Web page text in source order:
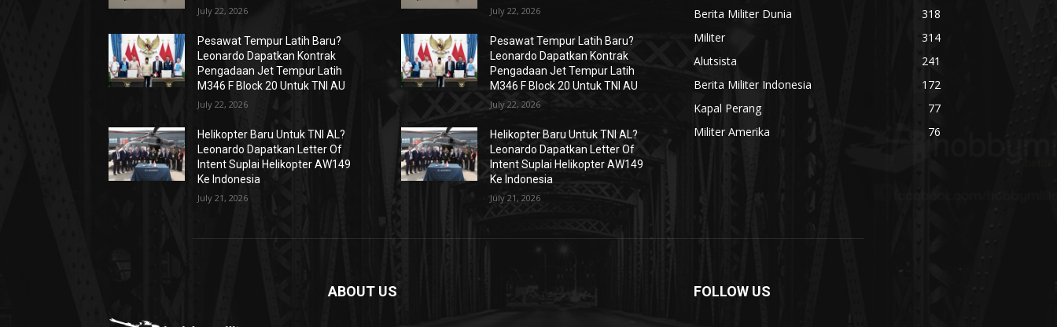
July 22, 2026
Pesawat Tempur Latih Baru?
Leonardo Dapatkan Kontrak
Pengadaan Jet Tempur Latih
M346 F Block 20 Untuk TNI AU
July 22, 2026
Helikopter Baru Untuk TNI AL?
Leonardo Dapatkan Letter Of
Intent Suplai Helikopter AW149
Ke Indonesia
July 21, 2026
July 22, 2026
Pesawat Tempur Latih Baru?
Leonardo Dapatkan Kontrak
Pengadaan Jet Tempur Latih
M346 F Block 20 Untuk TNI AU
July 22, 2026
Helikopter Baru Untuk TNI AL?
Leonardo Dapatkan Letter Of
Intent Suplai Helikopter AW149
Ke Indonesia
July 21, 2026
Berita Militer Dunia
318
Militer
314
Alutsista
241
Berita Militer Indonesia
172
Kapal Perang
77
Militer Amerika
76
ABOUT US FOLLOW US